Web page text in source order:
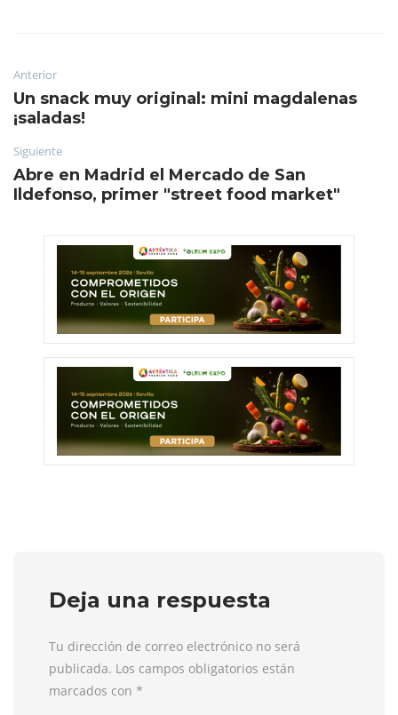
Anterior
Un snack muy original: mini magdalenas
¡saladas!
Siguiente
Abre en Madrid el Mercado de San
Ildefonso, primer "street food market"
Deja una respuesta
Tu dirección de correo electrónico no será
publicada. Los campos obligatorios están
marcados con *